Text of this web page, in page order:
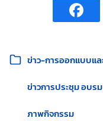
หมวดหมู่:
ข่าว-การออกแบบแล
ข่าวการประชุม อบร
ภาพกิจกรรม